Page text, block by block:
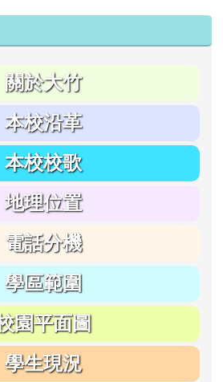
關於大竹
本校沿革
本校校歌
地理位置
電話分機
學區範圍
園平面圖
學生現況